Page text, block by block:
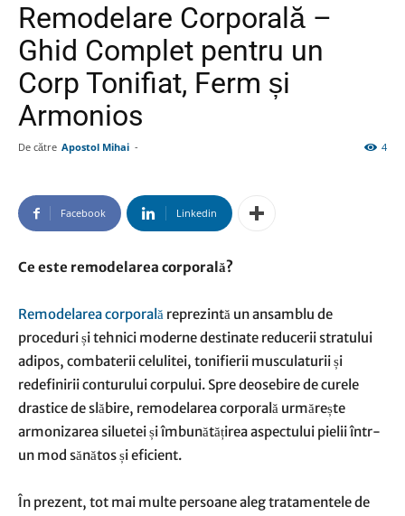
Remodelare Corporală –
Ghid Complet pentru un
Corp Tonifiat, Ferm și
Armonios
De către Apostol Mihai - 4
Facebook Linkedin
Ce este remodelarea corporală?
Remodelarea corporală reprezintă un ansamblu de
proceduri și tehnici moderne destinate reducerii stratului
adipos, combaterii celulitei, tonifierii musculaturii și
redefinirii conturului corpului. Spre deosebire de curele
drastice de slăbire, remodelarea corporală urmărește
armonizarea siluetei și îmbunătățirea aspectului pielii într-
un mod sănătos și eficient.
În prezent, tot mai multe persoane aleg tratamentele de